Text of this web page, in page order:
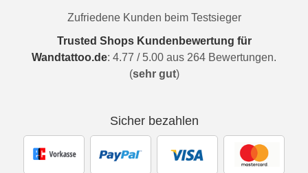
Zufriedene Kunden beim Testsieger
Trusted Shops Kundenbewertung für
Wandtattoo.de: 4.77 / 5.00 aus 264 Bewertungen.
(sehr gut)
Sicher bezahlen